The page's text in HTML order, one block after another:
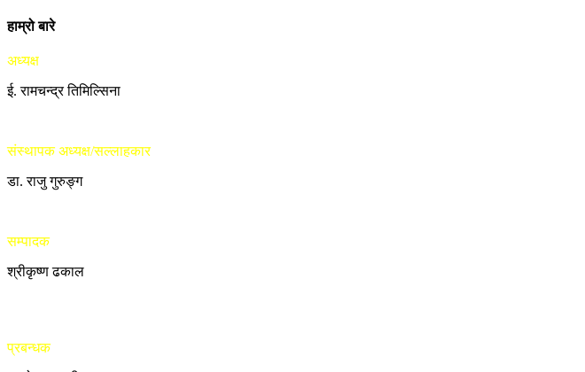
हाम्रो बारे
अध्यक्ष
ई. रामचन्द्र तिमिल्सिना
संस्थापक अध्यक्ष/सल्लाहकार
डा. राजु गुरुङ्ग
सम्पादक
श्रीकृष्ण ढकाल
प्रबन्धक